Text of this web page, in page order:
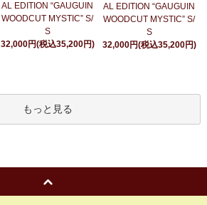
AL EDITION “GAUGUIN
WOODCUT MYSTIC” S/
S
32,000円(税込35,200円)
AL EDITION “GAUGUIN
WOODCUT MYSTIC” S/
S
32,000円(税込35,200円)
もっと見る